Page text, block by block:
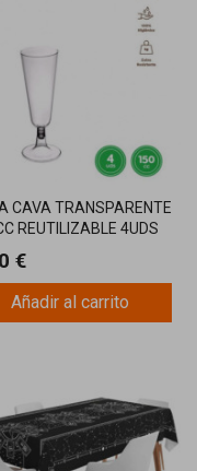
CAVA TRANSPARENTE
REUTILIZABLE 4UDS
€
Añadir al carrito